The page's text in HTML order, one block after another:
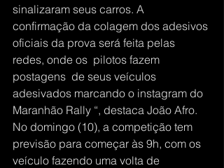
sinalizaram seus carros. A
confirmação da colagem dos adesivos
oficiais da prova será feita pelas
redes, onde os  pilotos fazem
postagens  de seus veículos
adesivados marcando o instagram do
Maranhão Rally “, destaca João Afro.
No domingo (10), a competição tem
previsão para começar às 9h, com os
veículo fazendo uma volta de